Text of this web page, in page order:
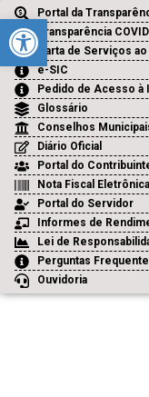
Barra de
Portal da
Transparência
Carta de Serviços ao
e-SIC
Pedido de Acesso à
Glossário
Conselhos
Diário Oficial
Portal do
Nota Fiscal Eletrônica
Portal do Servidor
Informes de
Lei de
Perguntas
Ouvidoria